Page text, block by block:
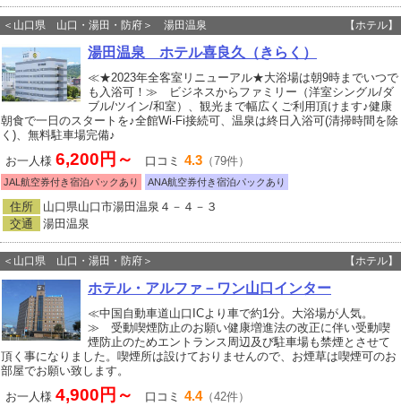
＜山口県 山口・湯田・防府＞ 湯田温泉 【ホテル】
湯田温泉 ホテル喜良久（きらく）
≪★2023年全客室リニューアル★大浴場は朝9時までいつで
も入浴可！≫ ビジネスからファミリー（洋室シングル/ダ
ブル/ツイン/和室）、観光まで幅広くご利用頂けます♪健康
朝食で一日のスタートを♪全館Wi-Fi接続可、温泉は終日入浴可(清掃時間を除
く)、無料駐車場完備♪
お一人様 6,200円～ 口コミ 4.3 （79件）
JAL航空券付き宿泊パックあり ANA航空券付き宿泊パックあり
住所
山口県山口市湯田温泉４－４－３
交通
湯田温泉
＜山口県 山口・湯田・防府＞ 【ホテル】
ホテル・アルファ－ワン山口インター
≪中国自動車道山口ICより車で約1分。大浴場が人気。
≫ 受動喫煙防止のお願い健康増進法の改正に伴い受動喫
煙防止のためエントランス周辺及び駐車場も禁煙とさせて
頂く事になりました。喫煙所は設けておりませんので、お煙草は喫煙可のお
部屋でお願い致します。
お一人様 4,900円～ 口コミ 4.4（42件）